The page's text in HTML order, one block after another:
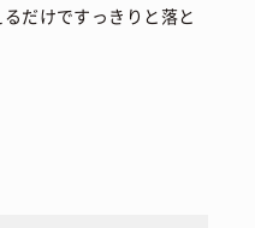
だけですっきりと落と